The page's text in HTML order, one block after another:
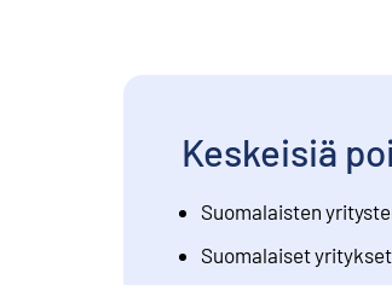
Keskeisiä
Suomalaisten
Suomalaiset